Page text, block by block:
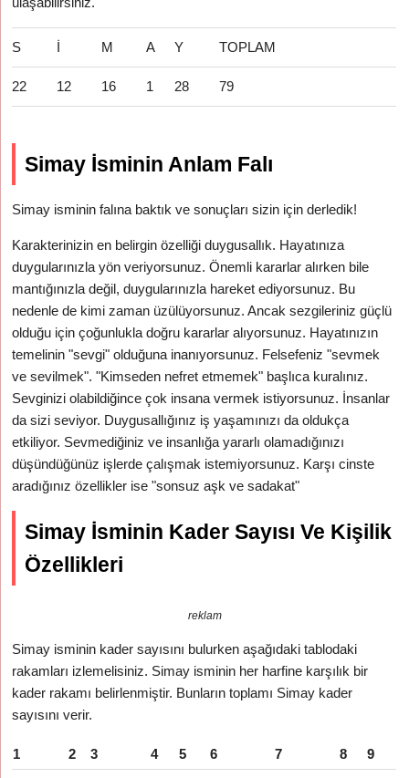
S İ M A Y TOPLAM
22 12 16 1 28 79
Simay İsminin Anlam Falı
Simay isminin falına baktık ve sonuçları sizin için derledik!
Karakterinizin en belirgin özelliği duygusallık. Hayatınıza
duygularınızla yön veriyorsunuz. Önemli kararlar alırken bile
mantığınızla değil, duygularınızla hareket ediyorsunuz. Bu
nedenle de kimi zaman üzülüyorsunuz. Ancak sezgileriniz güçlü
olduğu için çoğunlukla doğru kararlar alıyorsunuz. Hayatınızın
temelinin "sevgi" olduğuna inanıyorsunuz. Felsefeniz "sevmek
ve sevilmek". "Kimseden nefret etmemek" başlıca kuralınız.
Sevginizi olabildiğince çok insana vermek istiyorsunuz. İnsanlar
da sizi seviyor. Duygusallığınız iş yaşamınızı da oldukça
etkiliyor. Sevmediğiniz ve insanlığa yararlı olamadığınızı
düşündüğünüz işlerde çalışmak istemiyorsunuz. Karşı cinste
aradığınız özellikler ise "sonsuz aşk ve sadakat"
Simay İsminin Kader Sayısı Ve Kişilik
Özellikleri
reklam
Simay isminin kader sayısını bulurken aşağıdaki tablodaki
rakamları izlemelisiniz. Simay isminin her harfine karşılık bir
kader rakamı belirlenmiştir. Bunların toplamı Simay kader
sayısını verir.
1 2 3 4 5 6 7 8 9